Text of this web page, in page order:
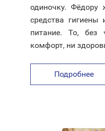
одиночку. Фёдору
средства гигиены
питание. То, без
комфорт, ни
Подробнее